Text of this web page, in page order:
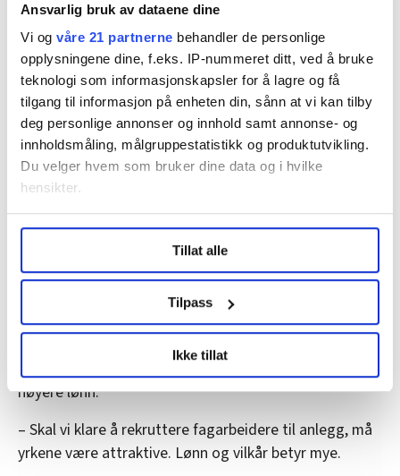
Ansvarlig bruk av dataene dine
Vi og våre 21 partnerne behandler de personlige
opplysningene dine, f.eks. IP-nummeret ditt, ved å bruke
teknologi som informasjonskapsler for å lagre og få
tilgang til informasjon på enheten din, sånn at vi kan tilby
deg personlige annonser og innhold samt annonse- og
innholdsmåling, målgruppestatistikk og produktutvikling.
Du velger hvem som bruker dine data og i hvilke
hensikter.
Undermer infokan du lese om hvordan dine personlige
data behandles og hvordan du kan velge hvordan de skal
brukes. Du kan hele tiden endre eller trekke tilbake ditt
samtykke fra erklæringen om informasjonskapsler.
LO Medias publikasjoner frifagbevegelse.no, hk-nytt.no
og fontene.no bruker informasjonskapsler (cookies) for å
lære hvordan våre nettsider blir brukt slik at vi tilby
relevant innhold, tilpassede annonser og utarbeide
statistikk.
Vi deler bare informasjon om hvordan du bruker
nettstedet med LO Medias egne samarbeidspartnere
Tillat alle
Tilpass
Ikke tillat
En anleggsarbeider tjener i gjennomsnitt mer enn en
industriarbeider, som har en gjennomsnittlig årslønn
på 638.000 kroner.
– Det er viktig å forklare hvorfor, understreker
Presterud.
Anleggsarbeidere jobber lange dager, er mye borte fra
hjemmet, og mange jobber i risikofylte omgivelser,
– Det er knallhardt arbeid. De fortjener hver krone.
Ikke tradisjon for streik
Presterud fra Arbeidsmandsforbundet peker også på
behovet for fagfolk framover, som et argument for
høyere lønn.
– Skal vi klare å rekruttere fagarbeidere til anlegg, må
yrkene være attraktive. Lønn og vilkår betyr mye.